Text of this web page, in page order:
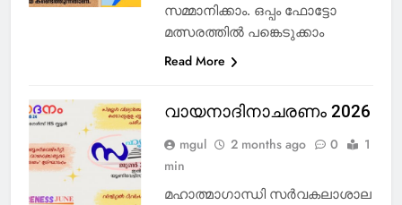
സമ്മാനിക്കാം. ഒപ്പം ഫോട്ടോ
മത്സരത്തിൽ പങ്കെടുക്കാം
Read More
വായനാദിനാചരണം 2026
mgul 2 months ago 0
1
min
മഹാത്മാഗാന്ധി സർവകലാശാല